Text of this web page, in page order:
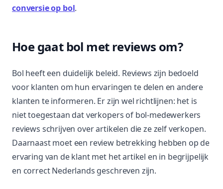
conversie op bol.
Hoe gaat bol met reviews om?
Bol heeft een duidelijk beleid. Reviews zijn bedoeld
voor klanten om hun ervaringen te delen en andere
klanten te informeren. Er zijn wel richtlijnen: het is
niet toegestaan dat verkopers of bol-medewerkers
reviews schrijven over artikelen die ze zelf verkopen.
Daarnaast moet een review betrekking hebben op de
ervaring van de klant met het artikel en in begrijpelijk
en correct Nederlands geschreven zijn.